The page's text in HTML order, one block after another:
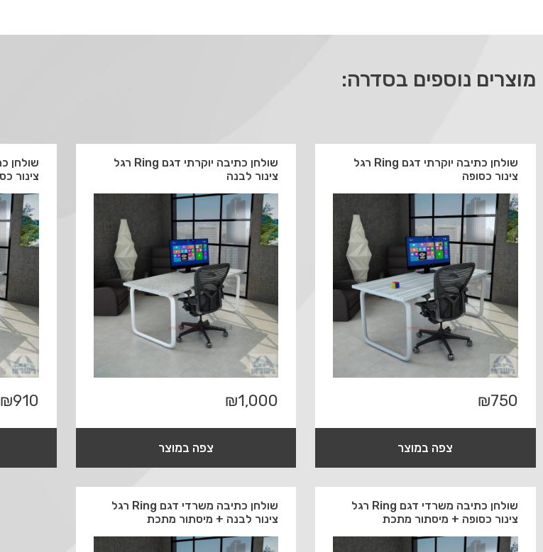
מוצרים נוספים בסדרה:
שולחן כתיבה יוקרתי דגם Ring רגל
צינור כסופה
₪750
צפה במוצר
שולחן כתיבה יוקרתי דגם Ring רגל
צינור לבנה
₪1,000
צפה במוצר
צינור
₪910
שולחן כתיבה משרדי דגם Ring רגל
צינור כסופה + מיסתור מתכת
שולחן כתיבה משרדי דגם Ring רגל
צינור לבנה + מיסתור מתכת